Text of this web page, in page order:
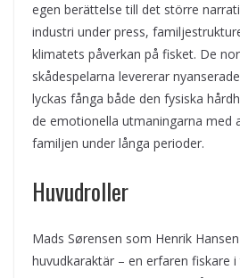
egen berättelse till det större
industri under press,
klimatets påverkan på fisket. De
skådespelarna levererar
lyckas fånga både den fysiska
de emotionella utmaningarna med
familjen under långa perioder.
Huvudroller
Mads Sørensen som Henrik
huvudkaraktär – en erfaren fiskare